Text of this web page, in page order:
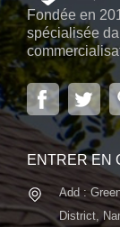
Fondée en
spécialisée
solaires et de
située dans la
Nanjing,
systèmes
ENTRER EN
Add :
District,